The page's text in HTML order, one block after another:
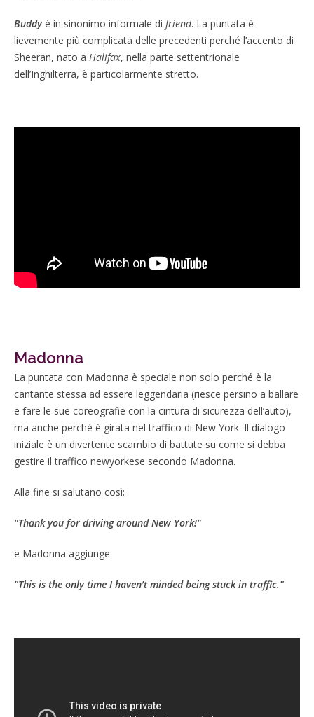
Buddyè in sinonimo informale di friend. La puntata è
lievemente più complicata delle precedenti perché l’accento di
Sheeran, nato a Halifax, nella parte settentrionale
dell’Inghilterra, è particolarmente stretto.
Madonna
La puntata con Madonna è speciale non solo perché è la
cantante stessa ad essere leggendaria (riesce persino a ballare
e fare le sue coreografie con la cintura di sicurezza dell’auto),
ma anche perché è girata nel traffico di New York. Il dialogo
iniziale è un divertente scambio di battute su come si debba
gestire il traffico newyorkese secondo Madonna.
Alla fine si salutano così:
"Thank you for driving around New York!"
e Madonna aggiunge:
"This is the only time I haven’t minded being stuck in traffic."